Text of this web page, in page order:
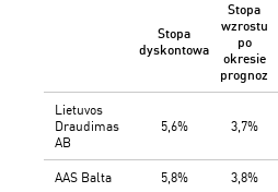
Stopa
dyskontowa
Stopa
wzrostu
po
okresie
prognoz
Lietuvos
Draudimas
AB
5,6% 3,7%
AAS Balta 5,8% 3,8%